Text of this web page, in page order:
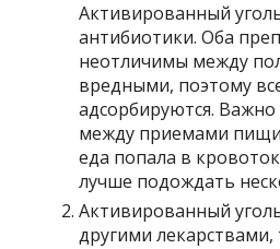
Активированный
антибиотики. Оба
неотличимы между
вредными, поэтому
адсорбируются.
между приемами
еда попала в
лучше подождать
Активированный
другими лекарствами,